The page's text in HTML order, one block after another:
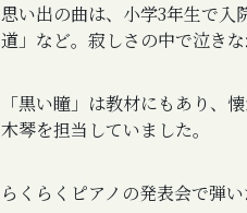
思い出の曲は、小学3年生で入
道」など。寂しさの中で泣き
「黒い瞳」は教材にもあり、
木琴を担当していました。
らくらくピアノの発表会で弾